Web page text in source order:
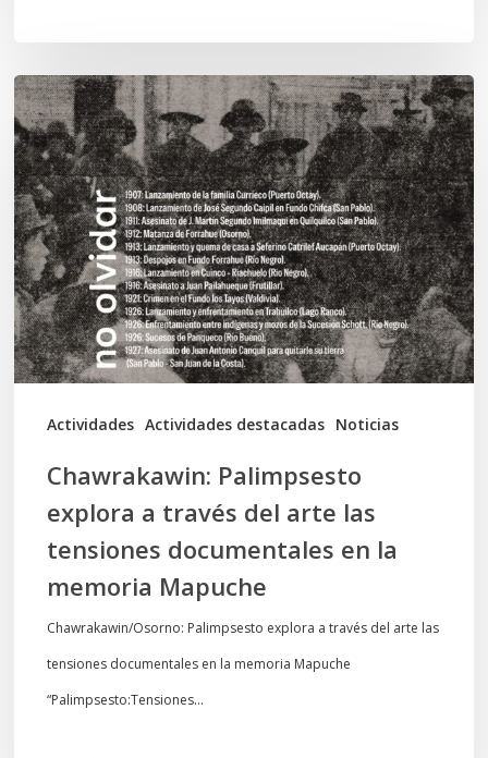
Actividades Actividades destacadas Noticias
Chawrakawin:
Palimpsesto
explora
a
través
del
arte
las
tensiones
documentales
memoria
Mapuche
Chawrakawin: Palimpsesto
explora a través del arte las
tensiones documentales en la
memoria Mapuche
Chawrakawin/Osorno: Palimpsesto explora a través del arte las
tensiones documentales en la memoria Mapuche
“Palimpsesto:Tensiones…